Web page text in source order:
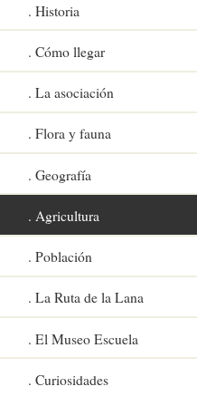
Historia
Cómo llegar
La asociación
Flora y fauna
Geografía
Agricultura
Población
La Ruta de la Lana
El Museo Escuela
Curiosidades